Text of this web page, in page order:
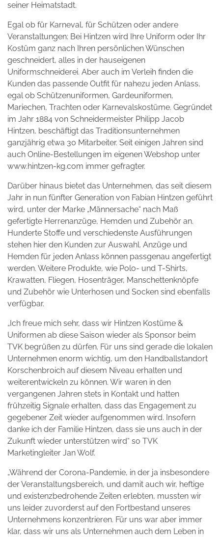
seiner Heimatstadt.
Egal ob für Karneval, für Schützen oder andere
Veranstaltungen: Bei Hintzen wird Ihre Uniform oder Ihr
Kostüm ganz nach Ihren persönlichen Wünschen
geschneidert, alles in der hauseigenen
Uniformschneiderei. Aber auch im Verleih finden die
Kunden das passende Outfit für nahezu jeden Anlass,
egal ob Schützenuniformen, Gardeuniformen,
Mariechen, Trachten oder Karnevalskostüme. Gegründet
im Jahr 1884 von Schneidermeister Philipp Jacob
Hintzen, beschäftigt das Traditionsunternehmen
ganzjährig etwa 30 Mitarbeiter. Seit einigen Jahren sind
auch Online-Bestellungen im eigenen Webshop unter
www.hintzen-kg.com immer gefragter.
Darüber hinaus bietet das Unternehmen, das seit diesem
Jahr in nun fünfter Generation von Fabian Hintzen geführt
wird, unter der Marke „Männersache“ nach Maß
gefertigte Herrenanzüge, Hemden und Zubehör an.
Hunderte Stoffe und verschiedenste Ausführungen
stehen hier den Kunden zur Auswahl. Anzüge und
Hemden für jeden Anlass können passgenau angefertigt
werden. Weitere Produkte, wie Polo- und T-Shirts,
Krawatten, Fliegen, Hosenträger, Manschettenknöpfe
und Zubehör wie Unterhosen und Socken sind ebenfalls
verfügbar.
„Ich freue mich sehr, dass wir Hintzen Kostüme &
Uniformen ab diese Saison wieder als Sponsor beim
TVK begrüßen zu dürfen. Für uns sind gerade die lokalen
Unternehmen enorm wichtig, um den Handballstandort
Korschenbroich auf diesem Niveau erhalten und
weiterentwickeln zu können. Wir waren in den
vergangenen Jahren stets in Kontakt und hatten
frühzeitig Signale erhalten, dass das Engagement zu
gegebener Zeit wieder aufgenommen wird. Insofern
danke ich der Familie Hintzen, dass sie uns auch in der
Zukunft wieder unterstützen wird“ so TVK
Marketingleiter Jan Wolf.
„Während der Corona-Pandemie, in der ja insbesondere
der Veranstaltungsbereich, und damit auch wir, heftige
und existenzbedrohende Zeiten erlebten, mussten wir
uns leider zuvorderst auf den Fortbestand unseres
Unternehmens konzentrieren. Für uns war aber immer
klar, dass wir uns als Unternehmen auch dem Leben in